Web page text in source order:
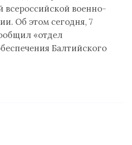
всероссийской военно-
Об этом сегодня, 7
«отдел
Балтийского